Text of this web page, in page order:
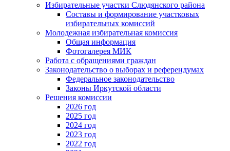
Избирательные участки Слюдянского района
Составы и формирование участковых
избирательных комиссий
Молодежная избирательная комиссия
Общая информация
Фотогалерея МИК
Работа с обращениями граждан
Законодательство о выборах и референдумах
Федеральное законодательство
Законы Иркутской области
Решения комиссии
2026 год
2025 год
2024 год
2023 год
2022 год